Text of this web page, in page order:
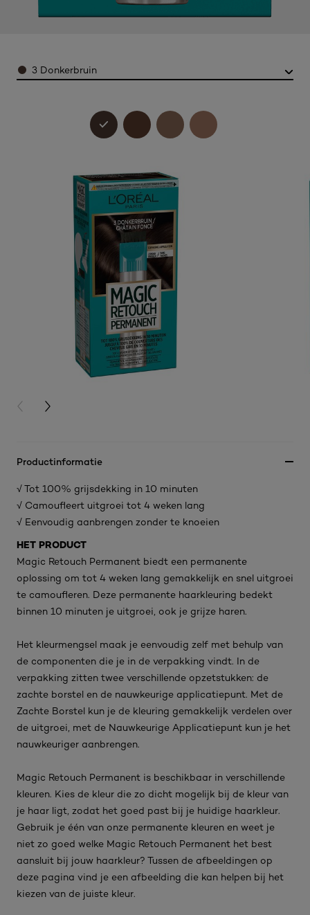
Color3 Donkerbruin
PREVIOUS CARD
NEXT CARD
Productinformatie
√ Tot 100% grijsdekking in 10 minuten
√ Camoufleert uitgroei tot 4 weken lang
√ Eenvoudig aanbrengen zonder te knoeien
HET PRODUCT
Magic Retouch Permanent biedt een permanente
oplossing om tot 4 weken lang gemakkelijk en snel uitgroei
te camoufleren. Deze permanente haarkleuring bedekt
binnen 10 minuten je uitgroei, ook je grijze haren.
Het kleurmengsel maak je eenvoudig zelf met behulp van
de componenten die je in de verpakking vindt. In de
verpakking zitten twee verschillende opzetstukken: de
zachte borstel en de nauwkeurige applicatiepunt. Met de
Zachte Borstel kun je de kleuring gemakkelijk verdelen over
de uitgroei, met de Nauwkeurige Applicatiepunt kun je het
nauwkeuriger aanbrengen.
Magic Retouch Permanent is beschikbaar in verschillende
kleuren. Kies de kleur die zo dicht mogelijk bij de kleur van
je haar ligt, zodat het goed past bij je huidige haarkleur.
Gebruik je één van onze permanente kleuren en weet je
niet zo goed welke Magic Retouch Permanent het best
aansluit bij jouw haarkleur? Tussen de afbeeldingen op
deze pagina vind je een afbeelding die kan helpen bij het
kiezen van de juiste kleur.